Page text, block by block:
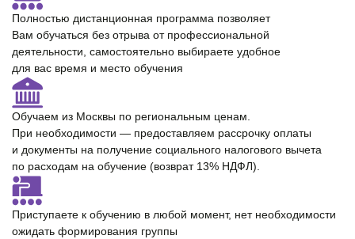
Полностью дистанционная программа позволяет
Вам обучаться без отрыва от профессиональной
деятельности, самостоятельно выбираете удобное
для вас время и место обучения
Обучаем из Москвы по региональным ценам.
При необходимости — предоставляем рассрочку оплаты
и документы на получение cоциального налогового вычета
по расходам на обучение (возврат 13% НДФЛ).
Приступаете к обучению в любой момент, нет необходимости
ожидать формирования группы